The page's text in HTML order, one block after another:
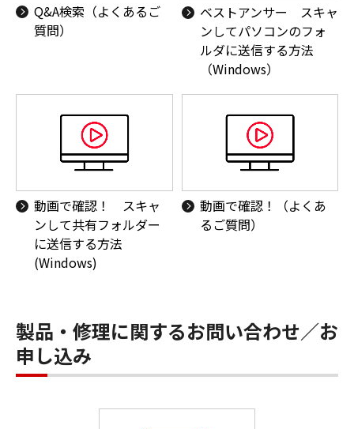
Q&A検索（よくあるご
質問）
ベストアンサー スキャ
ンしてパソコンのフォ
ルダに送信する方法
（Windows）
動画で確認！ スキャ
ンして共有フォルダー
に送信する方法
(Windows)
動画で確認！（よくあ
るご質問）
製品・修理に関するお問い合わせ／お
申し込み